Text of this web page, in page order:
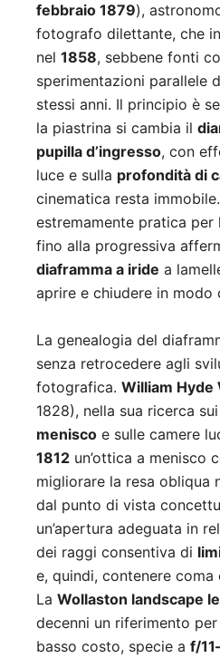
febbraio 1879),
fotografo dilettante, che
nel 1858, sebbene fonti
sperimentazioni parallele
stessi anni. Il principio è
la piastrina si cambia il
pupilla d’ingresso, con
luce e sulla profondità di
cinematica resta
estremamente pratica per
fino alla progressiva
diaframma a iride a
aprire e chiudere in modo
La genealogia del
senza retrocedere agli
fotografica. William Hyde
1828), nella sua ricerca
menisco e sulle camere
1812 un’ottica a menisco
migliorare la resa obliqua
dal punto di vista
un’apertura adeguata in
dei raggi consentiva di
e, quindi, contenere coma
La Wollaston landscape
decenni un riferimento
basso costo, specie a f/